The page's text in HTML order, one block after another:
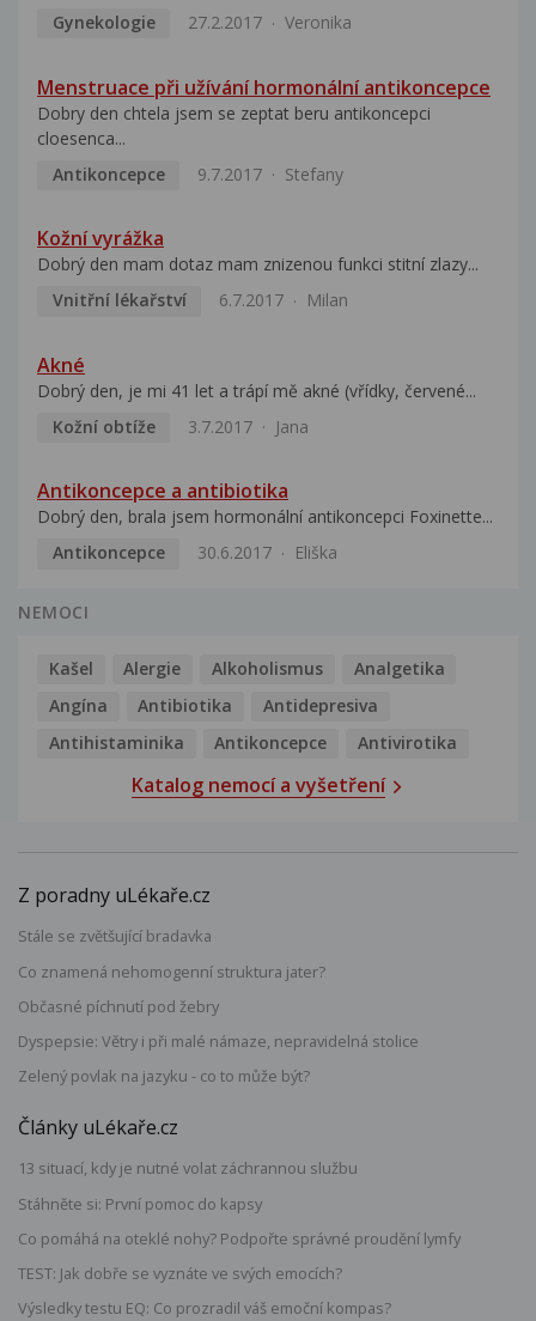
Gynekologie
27.2.2017 Veronika
Menstruace při užívání hormonální antikoncepce
Dobry den chtela jsem se zeptat beru antikoncepci
cloesenca...
Antikoncepce
9.7.2017 Stefany
Kožní vyrážka
Dobrý den mam dotaz mam znizenou funkci stitní zlazy...
Vnitřní lékařství
6.7.2017 Milan
Akné
Dobrý den, je mi 41 let a trápí mě akné (vřídky, červené...
Kožní obtíže
3.7.2017 Jana
Antikoncepce a antibiotika
Dobrý den, brala jsem hormonální antikoncepci Foxinette...
Antikoncepce
30.6.2017 Eliška
NEMOCI
Kašel Alergie Alkoholismus
Analgetika
Angína
Antibiotika
Antidepresiva
Antihistaminika
Antikoncepce Antivirotika
Katalog nemocí a vyšetření
Z poradny uLékaře.cz
Stále se zvětšující bradavka
Co znamená nehomogenní struktura jater?
Občasné píchnutí pod žebry
Dyspepsie: Větry i při malé námaze, nepravidelná stolice
Zelený povlak na jazyku - co to může být?
Články uLékaře.cz
13 situací, kdy je nutné volat záchrannou službu
Stáhněte si: První pomoc do kapsy
Co pomáhá na oteklé nohy? Podpořte správné proudění lymfy
TEST: Jak dobře se vyznáte ve svých emocích?
Výsledky testu EQ: Co prozradil váš emoční kompas?